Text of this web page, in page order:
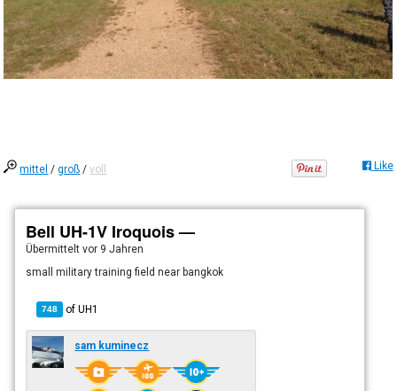
mittel /groß /voll Like
Bell UH-1V Iroquois —
Übermitteltvor 9 Jahren
small military training field near bangkok
748 ofUH1
sam kuminecz